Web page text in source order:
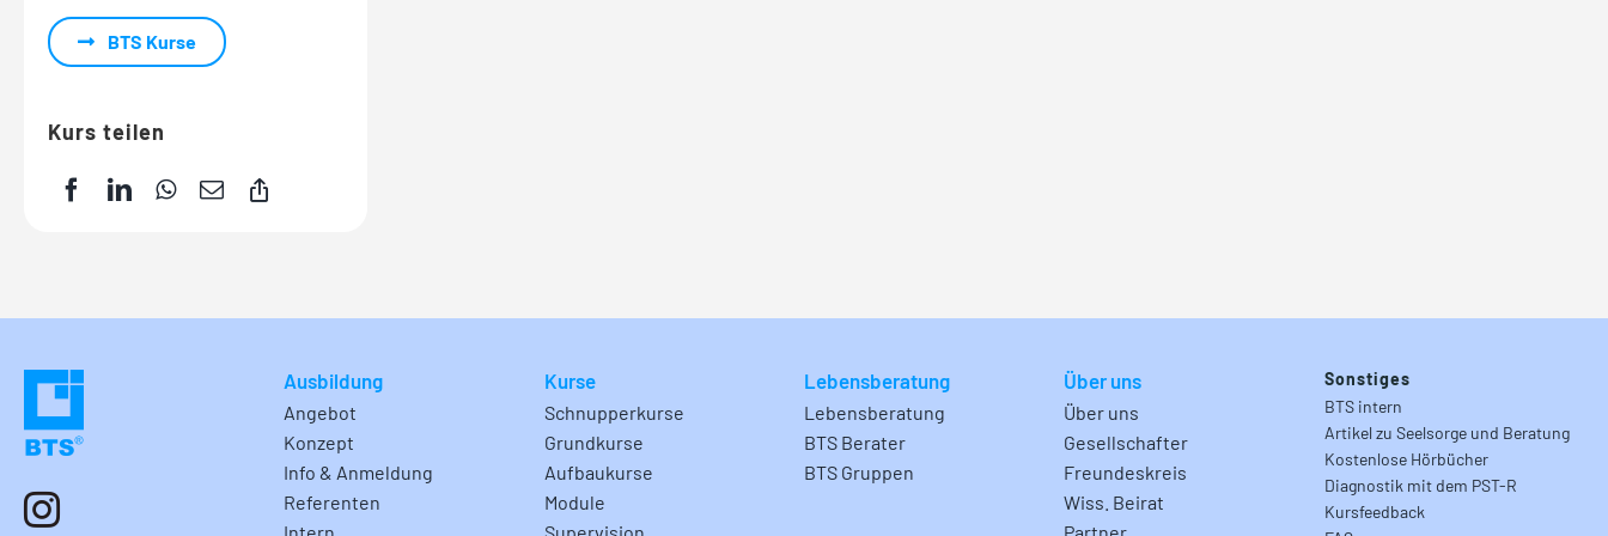
BTS Kurse
Kurs teilen
Ausbildung
Angebot
Konzept
Info & Anmeldung
Referenten
Kurse
Schnupperkurse
Grundkurse
Aufbaukurse
Module
Lebensberatung
Lebensberatung
BTS Berater
BTS Gruppen
Über uns
Über uns
Gesellschafter
Freundeskreis
Wiss. Beirat
Sonstiges
BTS intern
Artikel zu Seelsorge und Beratung
Kostenlose Hörbücher
Diagnostik mit dem PST-R
Kursfeedback